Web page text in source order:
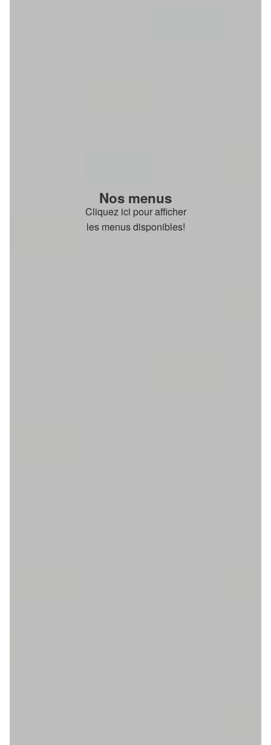
Nos menus
Cliquez ici pour afficher
les menus disponibles!